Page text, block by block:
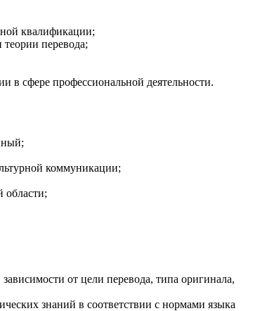
квалификации;
перевода;
в сфере профессиональной деятельности.
коммуникации;
области;
от цели перевода, типа оригинала,
знаний в соответствии с нормами языка